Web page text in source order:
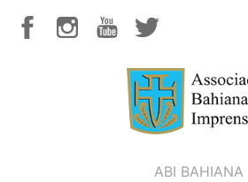
ABI BAHIANA